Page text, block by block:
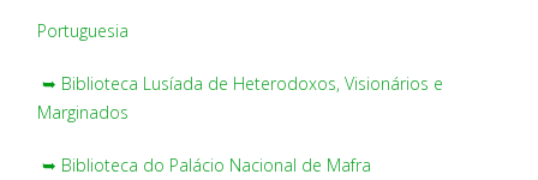
Portuguesia
➥ Biblioteca Lusíada de Heterodoxos, Visionários e
Marginados
➥ Biblioteca do Palácio Nacional de Mafra